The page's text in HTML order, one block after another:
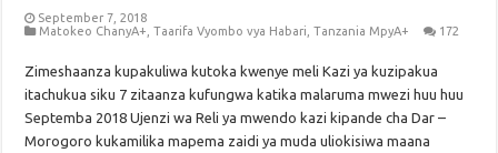
September 7, 2018
Matokeo ChanyA+ ,Taarifa Vyombo vya Habari ,Tanzania MpyA+ 172
Zimeshaanza kupakuliwa kutoka kwenye meli Kazi ya kuzipakua
itachukua siku 7 zitaanza kufungwa katika malaruma mwezi huu huu
Septemba 2018 Ujenzi wa Reli ya mwendo kazi kipande cha Dar –
Morogoro kukamilika mapema zaidi ya muda uliokisiwa maana